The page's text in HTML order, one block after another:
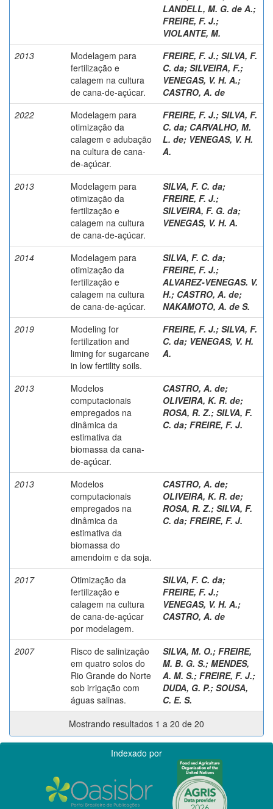
LANDELL, M. G. de A.;
FREIRE, F. J.;
VIOLANTE, M.
2013
Modelagem para
fertilização e
calagem na cultura
de cana-de-açúcar.
FREIRE, F. J.; SILVA, F.
C. da; SILVEIRA, F.;
VENEGAS, V. H. A.;
CASTRO, A. de
2022
Modelagem para
otimização da
calagem e adubação
na cultura de cana-
de-açúcar.
FREIRE, F. J.; SILVA, F.
C. da; CARVALHO, M.
L. de; VENEGAS, V. H.
A.
2013
Modelagem para
otimização da
fertilização e
calagem na cultura
de cana-de-açúcar.
SILVA, F. C. da;
FREIRE, F. J.;
SILVEIRA, F. G. da;
VENEGAS, V. H. A.
2014
Modelagem para
otimização da
fertilização e
calagem na cultura
de cana-de-açúcar.
SILVA, F. C. da;
FREIRE, F. J.;
ALVAREZ-VENEGAS. V.
H.; CASTRO, A. de;
NAKAMOTO, A. de S.
2019
Modeling for
fertilization and
liming for sugarcane
in low fertility soils.
FREIRE, F. J.; SILVA, F.
C. da; VENEGAS, V. H.
A.
2013
Modelos
computacionais
empregados na
dinâmica da
estimativa da
biomassa da cana-
de-açúcar.
CASTRO, A. de;
OLIVEIRA, K. R. de;
ROSA, R. Z.; SILVA, F.
C. da; FREIRE, F. J.
2013
Modelos
computacionais
empregados na
dinâmica da
estimativa da
biomassa do
amendoim e da soja.
CASTRO, A. de;
OLIVEIRA, K. R. de;
ROSA, R. Z.; SILVA, F.
C. da; FREIRE, F. J.
2017
Otimização da
fertilização e
calagem na cultura
de cana-de-açúcar
por modelagem.
SILVA, F. C. da;
FREIRE, F. J.;
VENEGAS, V. H. A.;
CASTRO, A. de
2007
Risco de salinização
em quatro solos do
Rio Grande do Norte
sob irrigação com
águas salinas.
SILVA, M. O.; FREIRE,
M. B. G. S.; MENDES,
A. M. S.; FREIRE, F. J.;
DUDA, G. P.; SOUSA,
C. E. S.
Mostrando resultados 1 a 20 de 20
Indexado por